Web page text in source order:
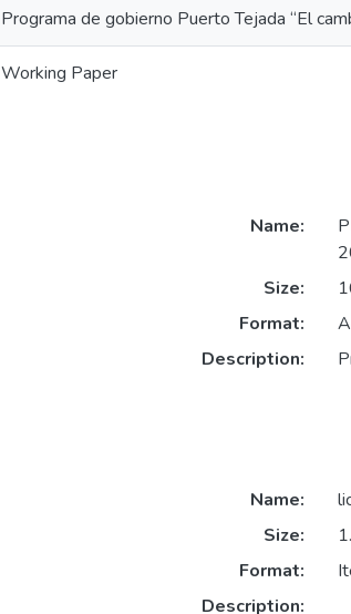
Programa de gobierno Puerto Tejada “El
Working Paper
Name:
Size:
Format:
Description:
Name:
Size:
Format:
Description: